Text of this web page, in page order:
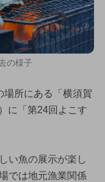
の様子
場所にある「横須賀
に「第24回よこす
い魚の展示が楽し
では地元漁業関係